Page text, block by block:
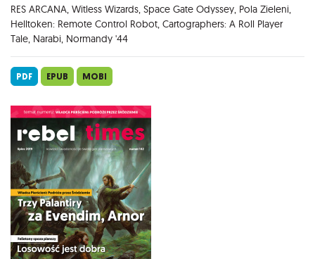
RES ARCANA, Witless Wizards, Space Gate Odyssey, Pola Zieleni,
Helltoken: Remote Control Robot, Cartographers: A Roll Player
Tale, Narabi, Normandy '44
PDF EPUB MOBI